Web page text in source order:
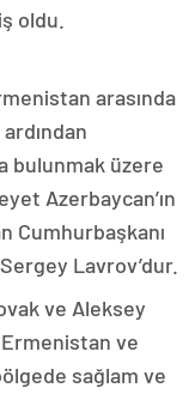
oldu.
arasında
bulunmak üzere
Azerbaycan’ın
Cumhurbaşkanı
Lavrov’dur.
ve Aleksey
ve
sağlam ve